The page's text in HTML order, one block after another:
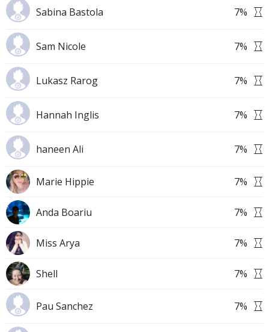
Sabina Bastola 7%
Sam Nicole 7%
Lukasz Rarog 7%
Hannah Inglis 7%
haneen Ali 7%
Marie Hippie 7%
Anda Boariu 7%
Miss Arya 7%
Shell 7%
Pau Sanchez 7%